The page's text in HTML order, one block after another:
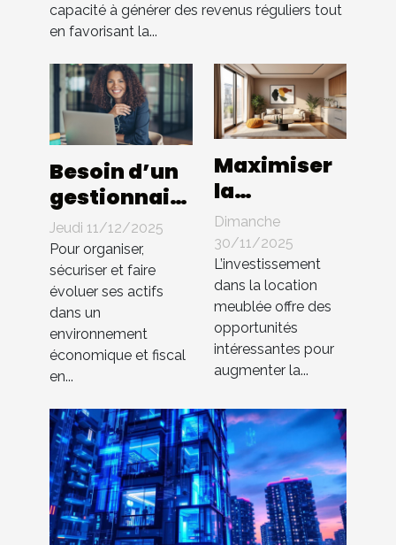
capacité à générer des revenus réguliers tout
en favorisant la...
Besoin d’un
gestionnaire
de
patrimoine à
Montpellier ?
Cette
agence est à
votre écoute
!
Jeudi 11/12/2025
Pour organiser,
sécuriser et faire
évoluer ses actifs
dans un
environnement
économique et fiscal
en...
Maximiser
la
rentabilité
de votre
bien en
location
meublée
Dimanche
30/11/2025
L’investissement
dans la location
meublée offre des
opportunités
intéressantes pour
augmenter la...